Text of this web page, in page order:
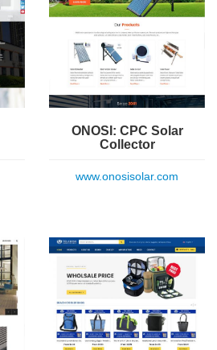
ONOSI: CPC Solar
Collector
www.onosisolar.com